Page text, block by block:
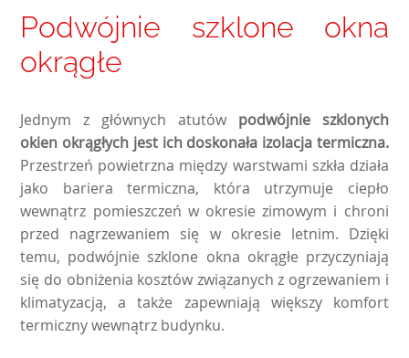
Podwójnie szklone okna
okrągłe
Jednym z głównych atutów podwójnie szklonych
okien okrągłych jest ich doskonała izolacja termiczna.
Przestrzeń powietrzna między warstwami szkła działa
jako bariera termiczna, która utrzymuje ciepło
wewnątrz pomieszczeń w okresie zimowym i chroni
przed nagrzewaniem się w okresie letnim. Dzięki
temu, podwójnie szklone okna okrągłe przyczyniają
się do obniżenia kosztów związanych z ogrzewaniem i
klimatyzacją, a także zapewniają większy komfort
termiczny wewnątrz budynku.